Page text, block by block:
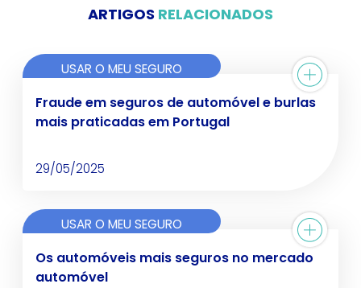
ARTIGOS RELACIONADOS
USAR O MEU SEGURO
Fraude em seguros de automóvel e burlas
mais praticadas em Portugal
29/05/2025
USAR O MEU SEGURO
Os automóveis mais seguros no mercado
automóvel